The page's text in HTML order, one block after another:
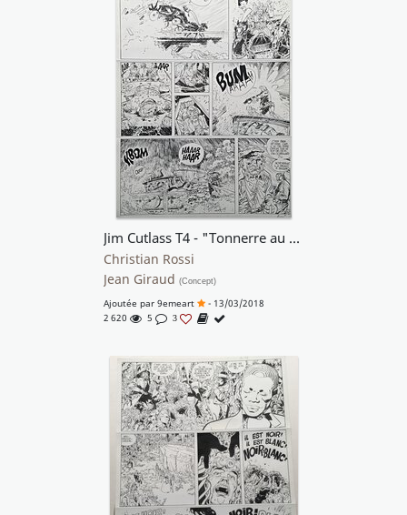
Jim Cutlass T4 - "Tonnerre au Sud"
Christian Rossi
Jean Giraud (Concept)
Ajoutée par 9emeart
- 13/03/2018
2 620
5 3